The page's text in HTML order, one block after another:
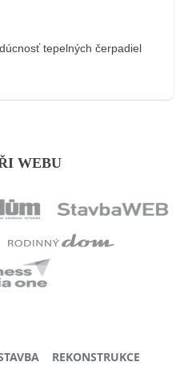
tepelných čerpadiel
WEBU
REKONSTRUKCE